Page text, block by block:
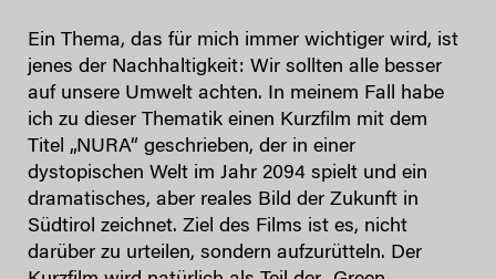
Ein Thema, das für mich immer wichtiger wird, ist
jenes der Nachhaltigkeit: Wir sollten alle besser
auf unsere Umwelt achten. In meinem Fall habe
ich zu dieser Thematik einen Kurzfilm mit dem
Titel „NURA“ geschrieben, der in einer
dystopischen Welt im Jahr 2094 spielt und ein
dramatisches, aber reales Bild der Zukunft in
Südtirol zeichnet. Ziel des Films ist es, nicht
darüber zu urteilen, sondern aufzurütteln. Der